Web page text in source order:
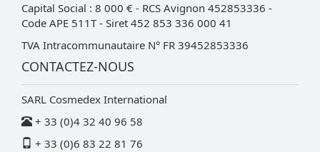
Capital Social : 8 000 € - RCS Avignon 452853336 -
Code APE 511T - Siret 452 853 336 000 41
TVA Intracommunautaire N° FR 39452853336
CONTACTEZ-NOUS
SARL Cosmedex International
+ 33 (0)4 32 40 96 58
+ 33 (0)6 83 22 81 76